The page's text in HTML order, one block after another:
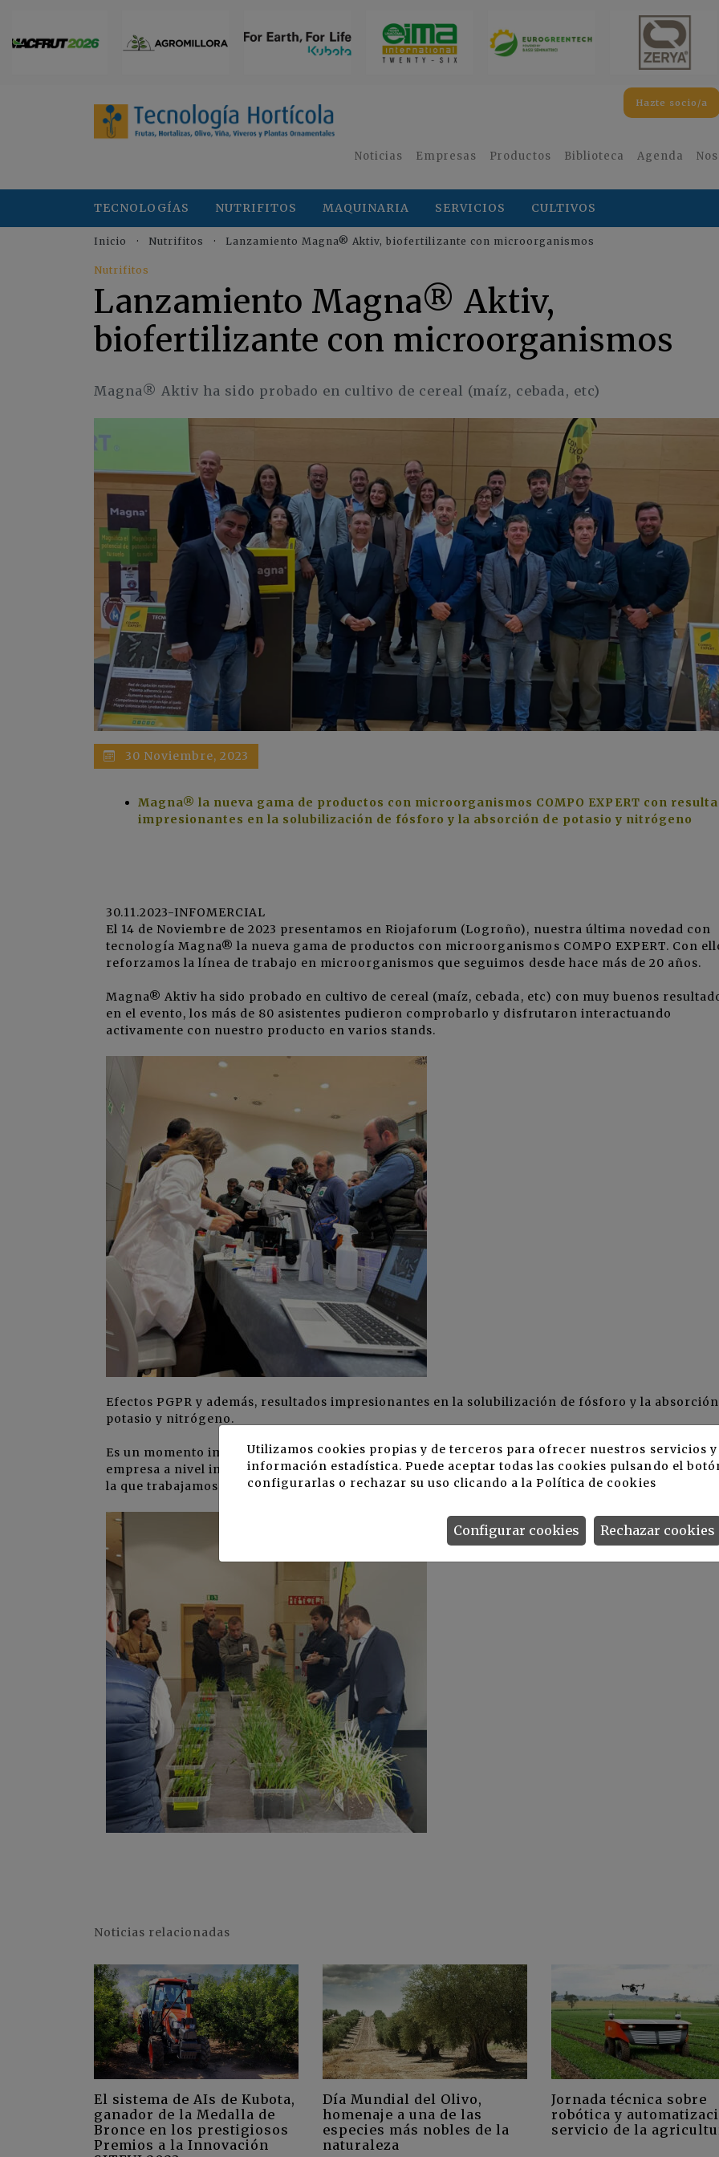
Hazte socio/a
Noticias Empresas Productos Biblioteca Agenda
TECNOLOGÍAS NUTRIFITOS MAQUINARIA SERVICIOS CULTIVOS
Inicio Nutrifitos Lanzamiento Magna® Aktiv, biofertilizante con microorganismos
Nutrifitos
Lanzamiento Magna® Aktiv,
biofertilizante con microorganismos
Magna® Aktiv ha sido probado en cultivo de cereal (maíz, cebada, etc)
30 Noviembre, 2023
Magna® la nueva gama de productos con microorganismos COMPO EXPERT con
impresionantes en la solubilización de fósforo y la absorción de potasio y nitrógeno
30.11.2023-INFOMERCIAL
El 14 de Noviembre de 2023 presentamos en Riojaforum (Logroño), nuestra última novedad con
tecnología Magna® la nueva gama de productos con microorganismos COMPO EXPERT. Con
reforzamos la línea de trabajo en microorganismos que seguimos desde hace más de 20 años.
Magna® Aktiv ha sido probado en cultivo de cereal (maíz, cebada, etc) con muy buenos
en el evento, los más de 80 asistentes pudieron comprobarlo y disfrutaron interactuando
activamente con nuestro producto en varios stands.
Efectos PGPR y además, resultados impresionantes en la solubilización de fósforo y la
potasio y nitrógeno.
Es un momento importante para COMPO EXPERT Spain pero también para el resto de nuestra
empresa a nivel internacional ya que reforzamos la línea de investigación de microorganismos,
la que trabajamos desde hace más de 20 años.
Noticias relacionadas
El sistema de AIs de Kubota,
ganador de la Medalla de
Bronce en los prestigiosos
Premios a la Innovación
Día Mundial del Olivo,
homenaje a una de las
especies más nobles de la
naturaleza
Jornada técnica sobre
robótica y
servicio de la
Utilizamos cookies propias y de terceros para ofrecer nuestros servicios
información estadística. Puede aceptar todas las cookies pulsando el
configurarlas o rechazar su uso clicando a la Política de cookies
Rechazar cookies
Configurar cookies